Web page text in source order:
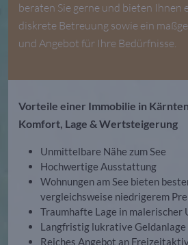
beraten Sie gerne und bieten Ihnen
diskrete Betreuung sowie ein
und Angebot für Ihre Bedürfnisse.
Vorteile einer Immobilie in
Komfort, Lage & Wertsteigerung
Unmittelbare Nähe zum See
Hochwertige Ausstattung
Wohnungen am See bieten
vergleichsweise niedrigerem
Traumhafte Lage in malerischer
Langfristig lukrative
Reiches Angebot an